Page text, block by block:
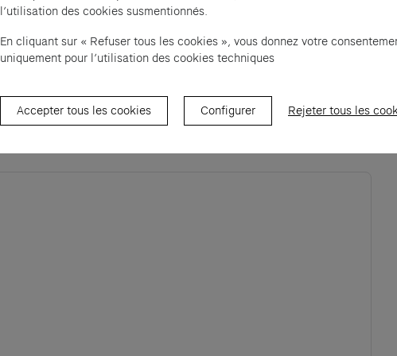
l’utilisation des cookies susmentionnés.
En cliquant sur « Refuser tous les cookies », vous donnez votre
uniquement pour l’utilisation des cookies techniques
Accepter tous les cookies Configurer Rejeter tous les